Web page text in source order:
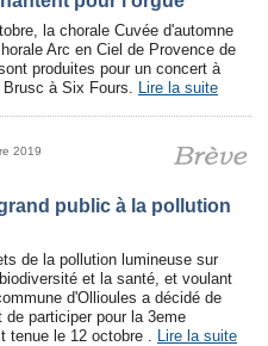
la chorale Cuvée d'automne
Arc en Ciel de Provence de
produites pour un concert à
Brusc à Six Fours. Lire la suite
2019
public à la pollution
de la pollution lumineuse sur
et la santé, et voulant
d'Ollioules a décidé de
participer pour la 3eme
tenue le 12 octobre . Lire la suite